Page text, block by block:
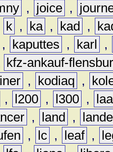
, joice ,
k , ka , kad ,
, kaputtes , karl
,
kfz-ankauf-
, kodiaq ,
, l200 , l300 ,
, land ,
, lc , leaf ,